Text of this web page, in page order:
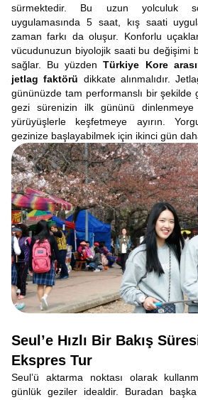
sürmektedir. Bu uzun yolculuk
uygulamasında 5 saat, kış saati
zaman farkı da oluşur. Konforlu
vücudunuzun biyolojik saati bu değişimi
sağlar. Bu yüzdenTürkiye Kore
jetlag faktörü dikkate alınmalıdır.
gününüzde tam performanslı bir şekilde
gezi sürenizin ilk gününü dinlenmeye
yürüyüşlerle keşfetmeye ayırın.
gezinize başlayabilmek için ikinci gün
Seul’e Hızlı Bir Bakış
Ekspres Tur
Seul’ü aktarma noktası olarak
günlük geziler idealdir. Buradan